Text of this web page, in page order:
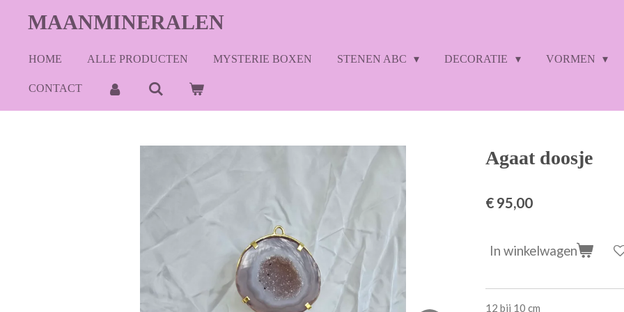
directMAANMINERALEN
HOME ALLE PRODUCTEN MYSTERIE BOXEN STENEN ABC DECORATIE VORMEN
CONTACT
Agaat doosje
€ 95,00
In winkelwagen
12 bij 10 cm